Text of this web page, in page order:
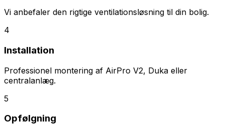
Vi anbefaler den rigtige ventilationsløsning til din bolig.
4
Installation
Professionel montering af AirPro V2, Duka eller
centralanlæg.
5
Opfølgning